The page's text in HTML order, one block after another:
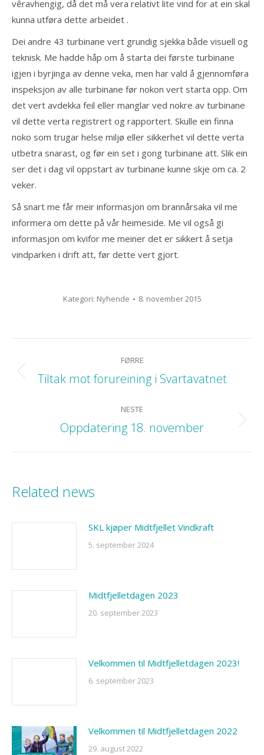
vêravhengig, då det må vera relativt lite vind for at ein skal
kunna utføra dette arbeidet .
Dei andre 43 turbinane vert grundig sjekka både visuell og
teknisk. Me hadde håp om å starta dei første turbinane
igjen i byrjinga av denne veka, men har vald å gjennomføra
inspeksjon av alle turbinane før nokon vert starta opp. Om
det vert avdekka feil eller manglar ved nokre av turbinane
vil dette verta registrert og rapportert. Skulle ein finna
noko som trugar helse miljø eller sikkerhet vil dette verta
utbetra snarast, og før ein set i gong turbinane att. Slik ein
ser det i dag vil oppstart av turbinane kunne skje om ca. 2
veker.
Så snart me får meir informasjon om brannårsaka vil me
informera om dette på vår heimeside. Me vil også gi
informasjon om kvifor me meiner det er sikkert å setja
vindparken i drift att, før dette vert gjort.
Kategori: Nyhende 8. november 2015
NAVIGATION
FØRRE
Previous
Tiltak mot forureining i Svartavatnet
NESTE
Next
Oppdatering 18. november
Related news
SKL kjøper Midtfjellet Vindkraft
5. september 2024
Midtfjelletdagen 2023
20. september 2023
Velkommen til Midtfjelletdagen 2023!
6. september 2023
Velkommen til Midtfjelletdagen 2022
29. august 2022